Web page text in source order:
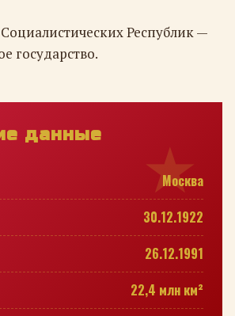
Республик —
государство.
данные
Москва
30.12.1922
26.12.1991
22,4 млн км²